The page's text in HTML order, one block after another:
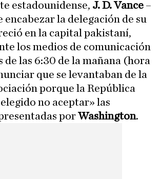
estadounidense, J. D. Vance –
encabezar la delegación de su
en la capital pakistaní,
los medios de comunicación
de las 6:30 de la mañana (hora
que se levantaban de la
porque la República
no aceptar» las
porWashington.